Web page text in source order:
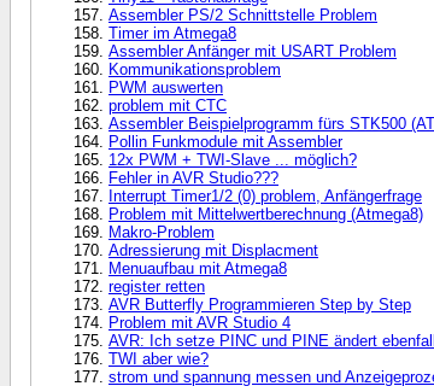
Assembler PS/2 Schnittstelle Problem
Timer im Atmega8
Assembler Anfänger mit USART Problem
Kommunikationsproblem
PWM auswerten
problem mit CTC
Assembler Beispielprogramm fürs STK500
Pollin Funkmodule mit Assembler
12x PWM + TWI-Slave ... möglich?
Fehler in AVR Studio???
Interrupt Timer1/2 (0) problem, Anfängerfrage
Problem mit Mittelwertberechnung (Atmega8)
Makro-Problem
Adressierung mit Displacment
Menuaufbau mit Atmega8
register retten
AVR Butterfly Programmieren Step by Step
Problem mit AVR Studio 4
AVR: Ich setze PINC und PINE ändert
TWI aber wie?
strom und spannung messen und